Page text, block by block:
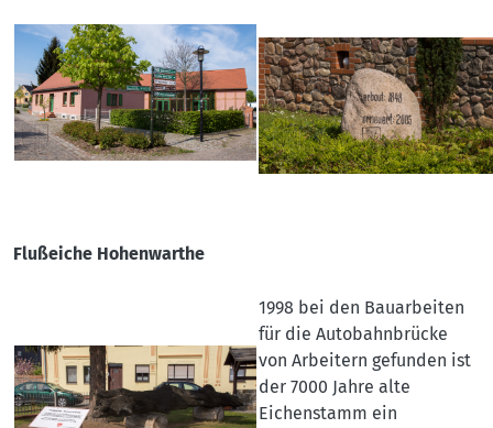
Flußeiche Hohenwarthe
1998 bei den Bauarbeiten
für die Autobahnbrücke
von Arbeitern gefunden ist
der 7000 Jahre alte
Eichenstamm ein